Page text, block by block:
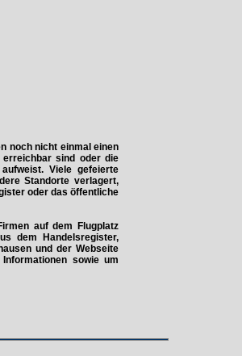
noch nicht einmal einen
erreichbar sind oder die
Viele gefeierte
Standorte verlagert,
oder das öffentliche
auf dem Flugplatz
dem Handelsregister,
und der Webseite
sowie um